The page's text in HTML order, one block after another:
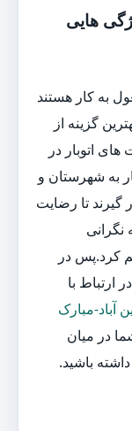
هایی
به کار هستند
گزینه از
اتوبار در
به شهرستان و
گیرند تا رضایت
نگرانی
کرد.پس در
ارتباط با
آباد-مبارک
در میان
داشته باشید.